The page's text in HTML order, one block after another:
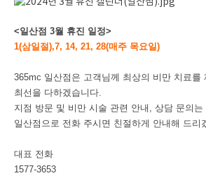
<일산점 3월 휴진 일정>
1(삼일절),7, 14, 21, 28(매주 목요일)
365mc 일산점은 고객님께 최상의 비만 치료를
최선을 다하겠습니다.
지점 방문 및 비만 시술 관련 안내, 상담 문의
일산점으로 전화 주시면 친절하게 안내해 드리
대표 전화
1577-3653